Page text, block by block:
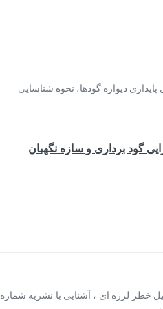
گود برداری و سازه نگهبان
دیواره گودها، نحوه شناسایی
خطر لرزه ای ، آشنایی با نشریه شماره